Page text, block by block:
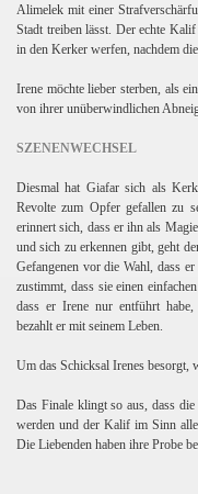
Alimelek mit einer
Stadt treiben lässt. Der echte
in den Kerker werfen, nachdem
Irene möchte lieber sterben, als
von ihrer unüberwindlichen
SZENENWECHSEL
Diesmal hat Giafar sich als
Revolte zum Opfer gefallen zu
erinnert sich, dass er ihn als
und sich zu erkennen gibt, geht
Gefangenen vor die Wahl, dass
zustimmt, dass sie einen
dass er Irene nur entführt
bezahlt er mit seinem Leben.
Um das Schicksal Irenes besorgt,
Das Finale klingt so aus, dass
werden und der Kalif im Sinn
Die Liebenden haben ihre Probe